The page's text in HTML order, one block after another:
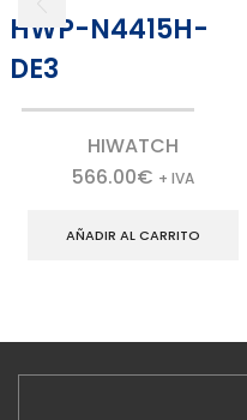
HWP-N4415H-
DE3
HIWATCH
566.00€ + IVA
AÑADIR AL CARRITO